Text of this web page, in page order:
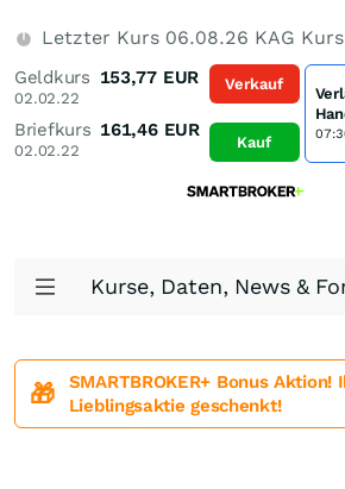
Letzter Kurs 06.08.26 KAG Kurs
Geldkurs
02.02.22
153,77 EUR
Briefkurs
02.02.22
161,46 EUR
Verkauf
Kauf
Kurse, Daten, News &
🎁
SMARTBROKER+ Bonus Aktion!
Lieblingsaktie geschenkt!